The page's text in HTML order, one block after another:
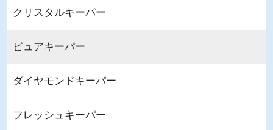
クリスタルキーパー
ピュアキーパー
ダイヤモンドキーパー
フレッシュキーパー